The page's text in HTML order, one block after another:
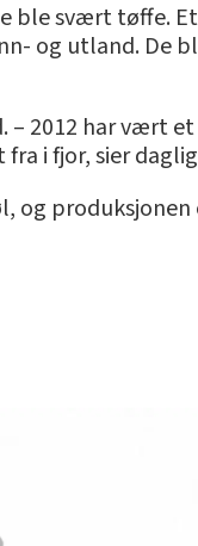
ble svært tøffe.
og utland. De
2012 har vært
i fjor, sier